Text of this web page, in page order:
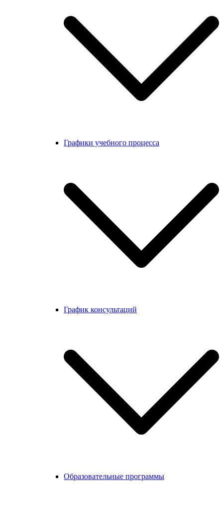
Графики учебного процесса
График консультаций
Образовательные программы